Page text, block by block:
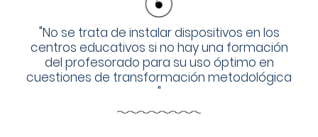
"No se trata de instalar dispositivos en los
centros educativos si no hay una formación
del profesorado para su uso óptimo en
cuestiones de transformación metodológica
"